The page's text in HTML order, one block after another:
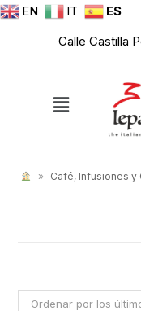
EN IT
ES
Calle Castilla
» Café, Infusiones y
Ordenar por los